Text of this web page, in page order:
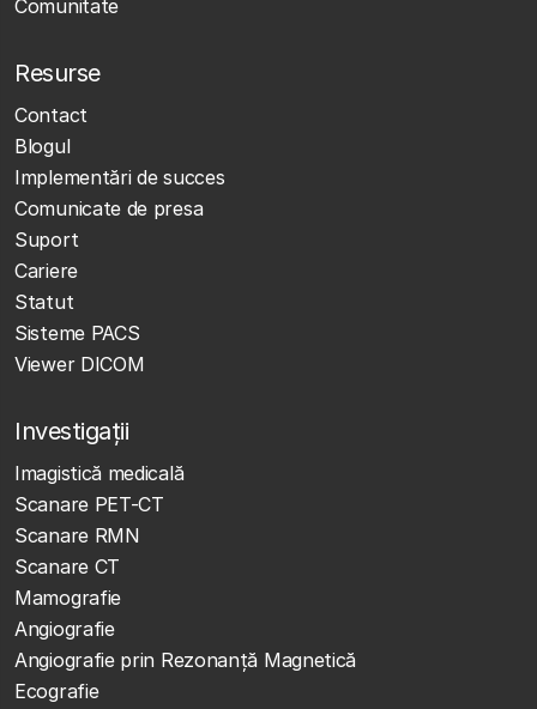
Comunitate
Resurse
Contact
Blogul
Implementări de succes
Comunicate de presa
Suport
Cariere
Statut
Sisteme PACS
Viewer DICOM
Investigații
Imagistică medicală
Scanare PET-CT
Scanare RMN
Scanare CT
Mamografie
Angiografie
Angiografie prin Rezonanță Magnetică
Ecografie